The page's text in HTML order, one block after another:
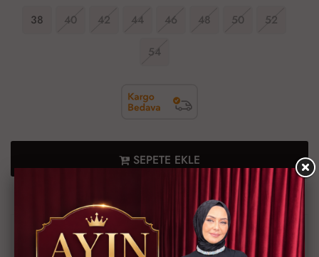
38 40 42 44 46 48 50 52
54
SEPETE EKLE
En geç 10 Ağustos, 2026 Pazartesi günü kargoda.
Ürün Bilgileri
Ödeme Bilgileri